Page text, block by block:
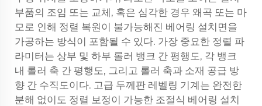
부품의 조임 또는 교체, 혹은 심각한 경우 왜곡 또는 마
모로 인해 정렬 복원이 불가능해진 베어링 설치면을
가공하는 방식이 포함될 수 있다. 가장 중요한 정렬 파
라미터는 상부 및 하부 롤러 뱅크 간 평행도, 각 뱅크
내 롤러 축 간 평행도, 그리고 롤러 축과 소재 공급 방
향 간 수직도이다. 고급 두께판 레벨링 기계는 완전한
분해 없이도 정렬 보정이 가능한 조절식 베어링 설치